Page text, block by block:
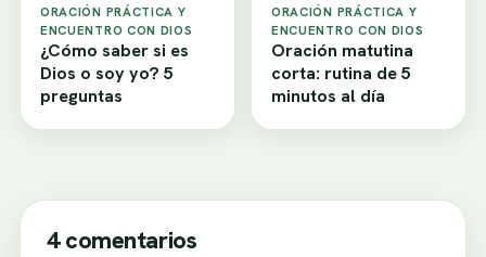
ORACIÓN PRÁCTICA Y
ENCUENTRO CON DIOS
¿Cómo saber si es
Dios o soy yo? 5
preguntas
ORACIÓN PRÁCTICA Y
ENCUENTRO CON DIOS
Oración matutina
corta: rutina de 5
minutos al día
4 comentarios